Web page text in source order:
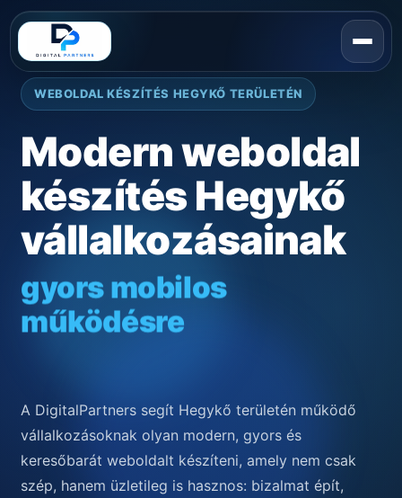
WEBOLDAL KÉSZÍTÉS HEGYKŐ TERÜLETÉN
Modern weboldal
készítés Hegykő
vállalkozásainak
gyors mobilos
működésre
A DigitalPartners segít Hegykő területén működő
vállalkozásoknak olyan modern, gyors és
keresőbarát weboldalt készíteni, amely nem csak
szép, hanem üzletileg is hasznos: bizalmat épít,